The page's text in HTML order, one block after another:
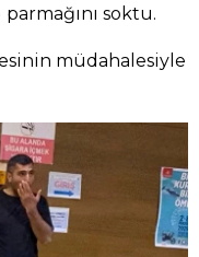
parmağını soktu.
müdahalesiyle